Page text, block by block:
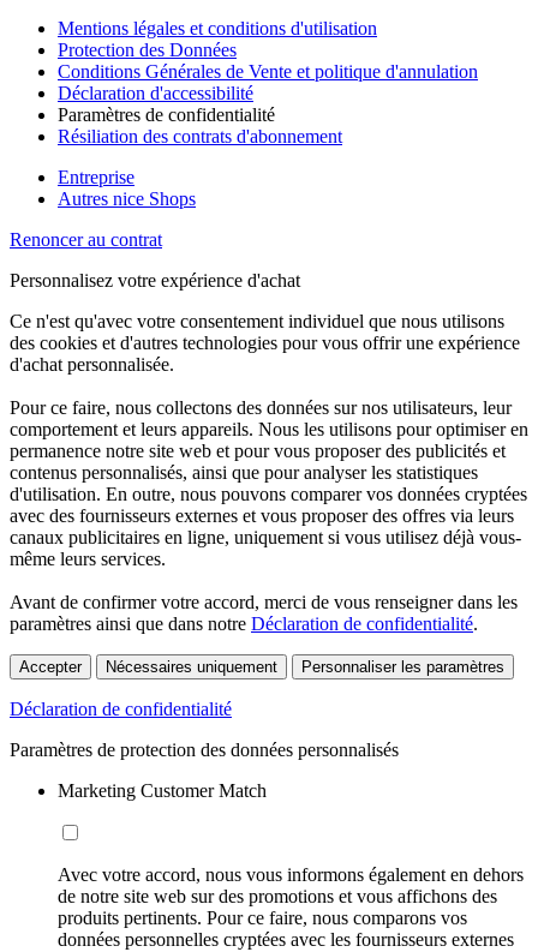
Mentions légales et conditions d'utilisation
Protection des Données
Conditions Générales de Vente et politique d'annulation
Déclaration d'accessibilité
Paramètres de confidentialité
Résiliation des contrats d'abonnement
Entreprise
Autres nice Shops
Renoncer au contrat
Personnalisez votre expérience d'achat
Ce n'est qu'avec votre consentement individuel que nous utilisons
des cookies et d'autres technologies pour vous offrir une expérience
d'achat personnalisée.
Pour ce faire, nous collectons des données sur nos utilisateurs, leur
comportement et leurs appareils. Nous les utilisons pour optimiser en
permanence notre site web et pour vous proposer des publicités et
contenus personnalisés, ainsi que pour analyser les statistiques
d'utilisation. En outre, nous pouvons comparer vos données cryptées
avec des fournisseurs externes et vous proposer des offres via leurs
canaux publicitaires en ligne, uniquement si vous utilisez déjà vous-
même leurs services.
Avant de confirmer votre accord, merci de vous renseigner dans les
paramètres ainsi que dans notre Déclaration de confidentialité.
Accepter Nécessaires uniquement Personnaliser les paramètres
Déclaration de confidentialité
Paramètres de protection des données personnalisés
Marketing Customer Match
Avec votre accord, nous vous informons également en dehors
de notre site web sur des promotions et vous affichons des
produits pertinents. Pour ce faire, nous comparons vos
données personnelles cryptées avec les fournisseurs externes